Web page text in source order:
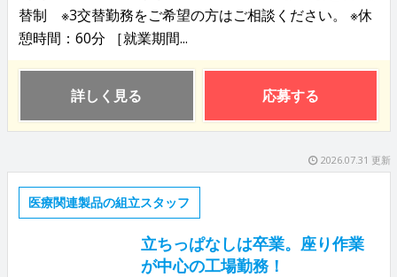
替制 ※3交替勤務をご希望の方はご相談ください。 ※休
憩時間：60分 ［就業期間...
詳しく見る 応募する
2026.07.31 更新
医療関連製品の組立スタッフ
立ちっぱなしは卒業。座り作業
が中心の工場勤務！